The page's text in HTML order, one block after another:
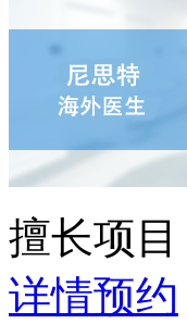
擅长项目
详情预约